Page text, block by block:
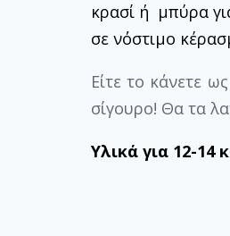
κρασί ή μπύρα
σε νόστιμο
Είτε το κάνετε
σίγουρο! Θα τα
Υλικά για 12-14